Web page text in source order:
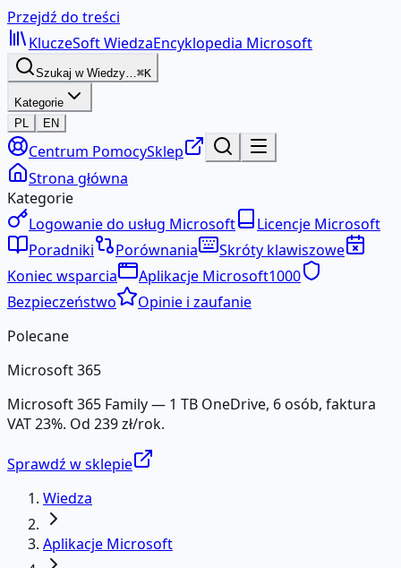
Przejdź do treści
KluczeSoftWiedzaEncyklopedia Microsoft
Szukaj w Wiedzy…⌘K
Kategorie
PL
EN
Centrum PomocySklep
Strona główna
Kategorie
Logowanie do usług Microsoft
Licencje Microsoft
Poradniki
Porównania
Skróty klawiszowe
Koniec wsparcia
Aplikacje Microsoft1000
Bezpieczeństwo
Opinie i zaufanie
Polecane
Microsoft 365
Microsoft 365 Family — 1 TB OneDrive, 6 osób, faktura
VAT 23%. Od 239 zł/rok.
Sprawdź w sklepie
Wiedza
Aplikacje Microsoft